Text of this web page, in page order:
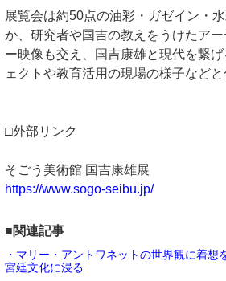
展覧会は約50点の油彩・ガゼイン・
か、研究者や国吉の教えをうけたア
ー映像も交え、国吉康雄と現代を繋
ェクトや教育活用の現場の様子などと
□外部リンク
そごう美術館 国吉康雄展
https://www.sogo-seibu.jp/
■関連記事
・マリー・アントワネットの世界観に着想
宮廷文化に浸る